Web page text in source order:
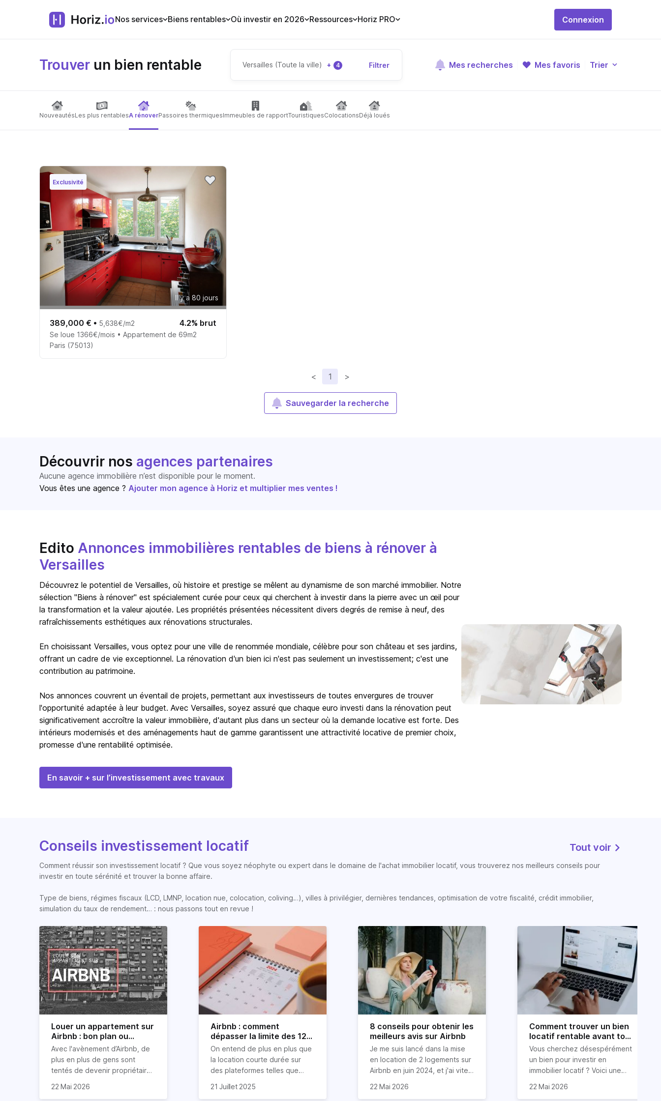
Nos services Biens rentables Où investir en 2026 Ressources Horiz PRO Connexion
Trouver un bien rentable Versailles (Toute la ville) + 4 Filtrer Mes recherches Mes favoris Trier
NouveautésLes plus rentablesA rénoverPassoires thermiquesImmeubles de rapportTouristiquesColocationsDéjà loués
Exclusivité
Il y a 80 jours
389,000 € • 5,638€/m2 4.2% brut
Se loue 1366€/mois • Appartement de 69m2
Paris (75013)
< 1 >
Sauvegarder la recherche
Découvrir nos agences partenaires
Aucune agence immobilière n’est disponible pour le moment.
Vous êtes une agence ? Ajouter mon agence à Horiz et multiplier mes ventes !
Edito Annonces immobilières rentables de biens à rénover à
Versailles
Découvrez le potentiel de Versailles, où histoire et prestige se mêlent au dynamisme de son marché immobilier. Notre
sélection "Biens à rénover" est spécialement curée pour ceux qui cherchent à investir dans la pierre avec un œil pour
la transformation et la valeur ajoutée. Les propriétés présentées nécessitent divers degrés de remise à neuf, des
rafraîchissements esthétiques aux rénovations structurales.
En choisissant Versailles, vous optez pour une ville de renommée mondiale, célèbre pour son château et ses jardins,
offrant un cadre de vie exceptionnel. La rénovation d'un bien ici n'est pas seulement un investissement; c'est une
contribution au patrimoine.
Nos annonces couvrent un éventail de projets, permettant aux investisseurs de toutes envergures de trouver
l'opportunité adaptée à leur budget. Avec Versailles, soyez assuré que chaque euro investi dans la rénovation peut
significativement accroître la valeur immobilière, d'autant plus dans un secteur où la demande locative est forte. Des
intérieurs modernisés et des aménagements haut de gamme garantissent une attractivité locative de premier choix,
promesse d'une rentabilité optimisée.
En savoir + sur l’investissement avec travaux
Conseils investissement locatif Tout voir
Comment réussir son investissement locatif ? Que vous soyez néophyte ou expert dans le domaine de l'achat immobilier locatif, vous trouverez nos meilleurs conseils pour
investir en toute sérénité et trouver la bonne affaire.
Type de biens, régimes fiscaux (LCD, LMNP, location nue, colocation, coliving…), villes à privilégier, dernières tendances, optimisation de votre fiscalité, crédit immobilier,
simulation du taux de rendement… : nous passons tout en revue !
Louer un appartement sur
Airbnb : bon plan ou
mauvaise idée
Avec l'avènement d’Airbnb, de
plus en plus de gens sont
tentés de devenir propriétaires
22 Mai 2026
Airbnb : comment
dépasser la limite des 120
jours ?
On entend de plus en plus que
la location courte durée sur
des plateformes telles que
21 Juillet 2025
8 conseils pour obtenir les
meilleurs avis sur Airbnb
Je me suis lancé dans la mise
en location de 2 logements sur
Airbnb en juin 2024, et j'ai vite
22 Mai 2026
Comment trouver un bien
locatif rentable avant tout
le monde ?
Vous cherchez désespérément
un bien pour investir en
immobilier locatif ? Voici une
22 Mai 2026